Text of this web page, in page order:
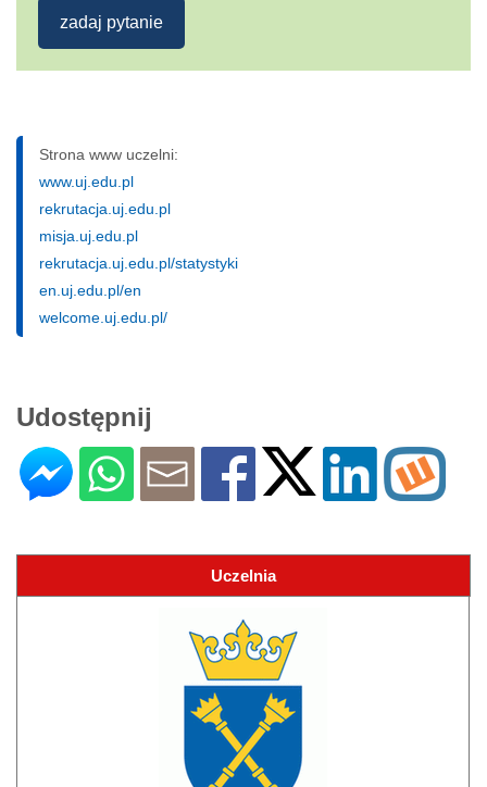
zadaj pytanie
Strona www uczelni:
www.uj.edu.pl
rekrutacja.uj.edu.pl
misja.uj.edu.pl
rekrutacja.uj.edu.pl/statystyki
en.uj.edu.pl/en
welcome.uj.edu.pl/
Udostępnij
Uczelnia